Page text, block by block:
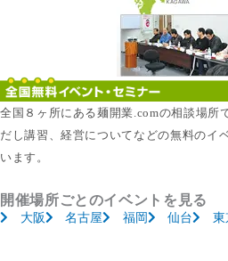
全国８ヶ所にある麺開業.comの相談場所
だし講習、経営についてなどの無料のイ
います。
開催場所ごとのイベントを見る
大阪 名古屋 福岡 仙台 東